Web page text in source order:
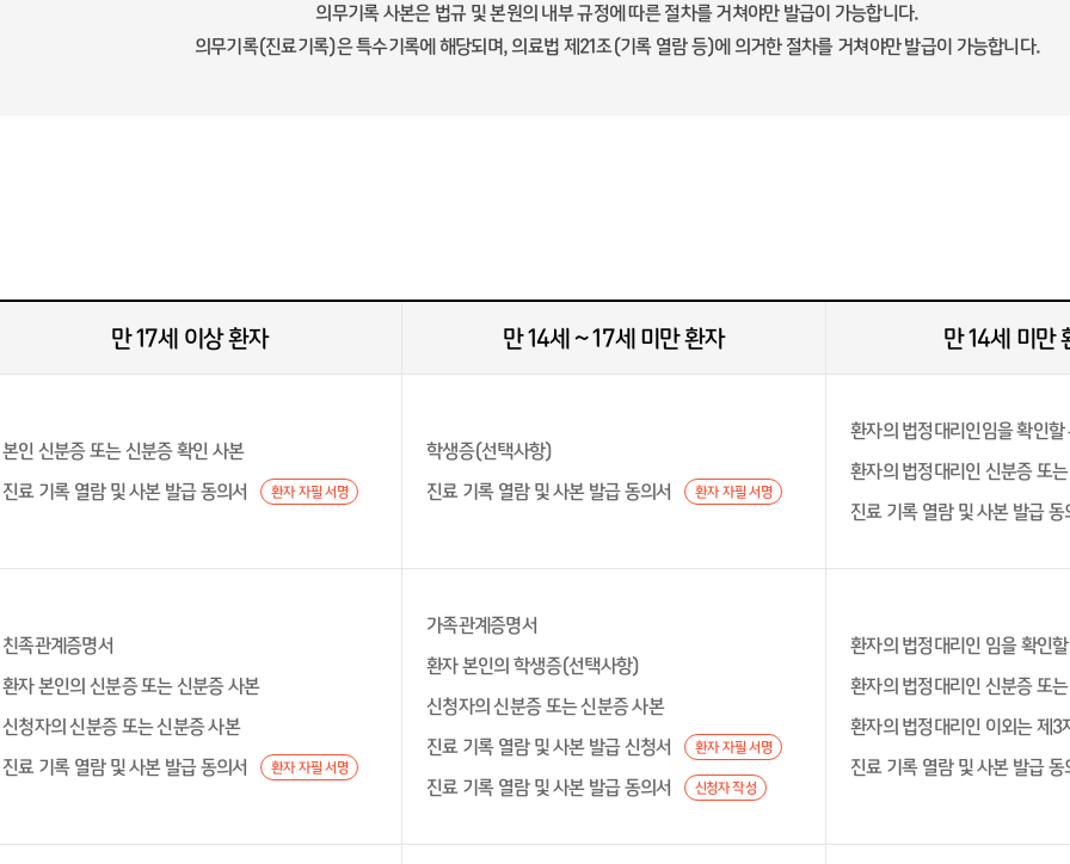
의무기록 사본은 법규 및 본원의 내부 규정에 따른 절차를 거쳐야만 발급이 가능합니다.
의무기록(진료기록)은 특수기록에 해당되며, 의료법 제21조(기록 열람 등)에 의거한 절차를 거쳐야만 발급이 가능합니다.
만 17세 이상 환자 만 14세 ~ 17세 미만 환자 만 14세 미만
본인 신분증 또는 신분증 확인 사본
진료 기록 열람 및 사본 발급 동의서
환자 자필 서명
학생증(선택사항)
진료 기록 열람 및 사본 발급 동의서
환자 자필 서명
환자의 법정대리인임을 확인할
환자의 법정대리인 신분증 또
진료 기록 열람 및 사본 발급 동
친족관계증명서
환자 본인의 신분증 또는 신분증 사본
신청자의 신분증 또는 신분증 사본
진료 기록 열람 및 사본 발급 동의서
환자 자필 서명
가족관계증명서
환자 본인의 학생증(선택사항)
신청자의 신분증 또는 신분증 사본
진료 기록 열람 및 사본 발급 신청서
환자 자필 서명
진료 기록 열람 및 사본 발급 동의서 신청자 작성
환자의 법정대리인 임을 확인
환자의 법정대리인 신분증 또
환자의 법정대리인 이외는 제
진료 기록 열람 및 사본 발급